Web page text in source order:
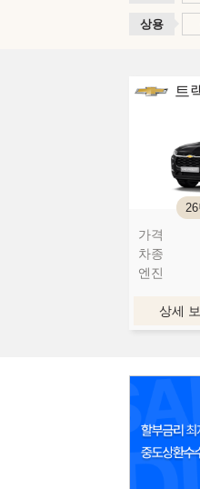
상용
트
가격
차종
엔진
상세